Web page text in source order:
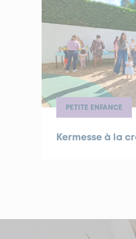
PETITE ENFANCE
Kermesse à la